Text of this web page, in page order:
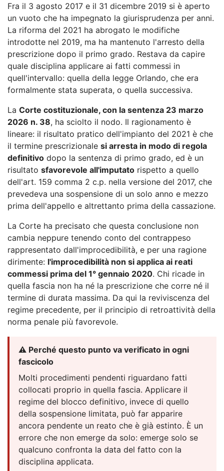
Fra il 3 agosto 2017 e il 31 dicembre 2019 si è aperto
un vuoto che ha impegnato la giurisprudenza per anni.
La riforma del 2021 ha abrogato le modifiche
introdotte nel 2019, ma ha mantenuto l'arresto della
prescrizione dopo il primo grado. Restava da capire
quale disciplina applicare ai fatti commessi in
quell'intervallo: quella della legge Orlando, che era
formalmente stata superata, o quella successiva.
La Corte costituzionale, con la sentenza 23 marzo
2026 n. 38, ha sciolto il nodo. Il ragionamento è
lineare: il risultato pratico dell'impianto del 2021 è che
il termine prescrizionale si arresta in modo di regola
definitivo dopo la sentenza di primo grado, ed è un
risultato sfavorevole all'imputato rispetto a quello
dell'art. 159 comma 2 c.p. nella versione del 2017, che
prevedeva una sospensione di un solo anno e mezzo
prima dell'appello e altrettanto prima della cassazione.
La Corte ha precisato che questa conclusione non
cambia neppure tenendo conto del contrappeso
rappresentato dall'improcedibilità, e per una ragione
dirimente: l'improcedibilità non si applica ai reati
commessi prima del 1° gennaio 2020. Chi ricade in
quella fascia non ha né la prescrizione che corre né il
termine di durata massima. Da qui la reviviscenza del
regime precedente, per il principio di retroattività della
norma penale più favorevole.
⚠️ Perché questo punto va verificato in ogni
fascicolo
Molti procedimenti pendenti riguardano fatti
collocati proprio in quella fascia. Applicare il
regime del blocco definitivo, invece di quello
della sospensione limitata, può far apparire
ancora pendente un reato che è già estinto. È un
errore che non emerge da solo: emerge solo se
qualcuno confronta la data del fatto con la
disciplina applicata.